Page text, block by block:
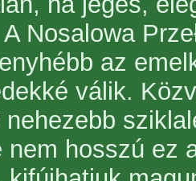
Nosalowa
az
válik.
nem hosszú ez